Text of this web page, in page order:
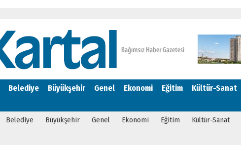
Belediye Büyükşehir Genel Ekonomi Eğitim Kültür-Sanat
Belediye Büyükşehir Genel Ekonomi Eğitim Kültür-Sanat